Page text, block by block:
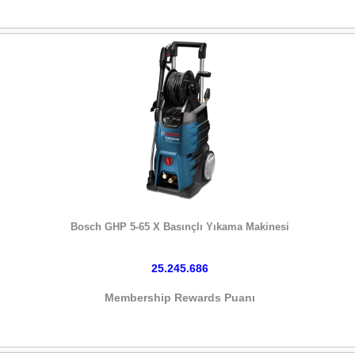
Bosch GHP 5-65 X Basınçlı Yıkama Makinesi
25.245.686
Membership Rewards Puanı